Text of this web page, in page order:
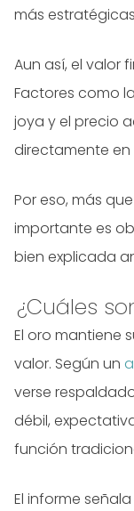
más
Aun así, el valor
Factores como
joya y el precio
directamente en
Por eso, más
importante es
bien explicada
¿Cuáles
El oro mantiene
valor. Según un
verse
débil,
función
El informe